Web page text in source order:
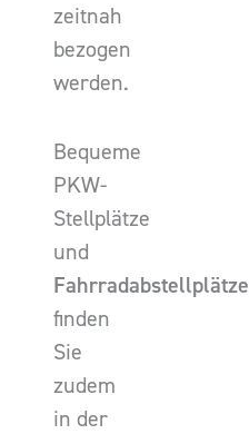
zeitnah
bezogen
werden.
Bequeme
PKW-
Stellplätze
und
Fahrradabstellplätze
finden
Sie
zudem
in der